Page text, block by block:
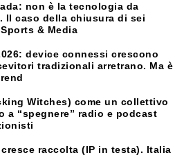
non è la tecnologia da
Il caso della chiusura di sei
& Media
device connessi crescono
tradizionali arretrano. Ma è
Witches) come un collettivo
a “spegnere” radio e podcast
cresce raccolta (IP in testa). Italia